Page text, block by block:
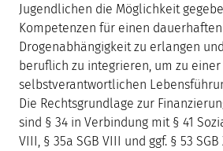
Jugendlichen die Möglichkeit
Kompetenzen für einen
Drogenabhängigkeit zu erlangen
beruflich zu integrieren, um zu
selbstverantwortlichen
Die Rechtsgrundlage zur
sind § 34 in Verbindung mit § 41
VIII, § 35a SGB VIII und ggf. § 53 SGB